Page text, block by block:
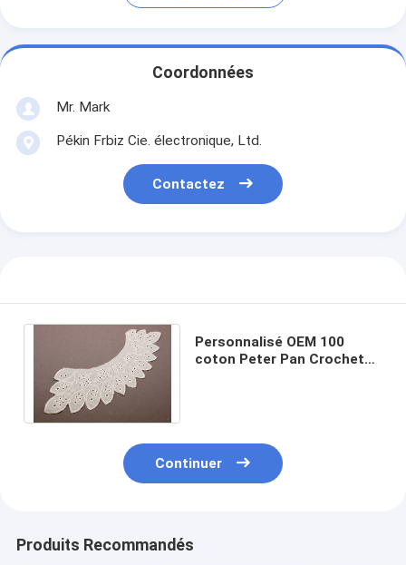
Coordonnées
Mr. Mark
Pékin Frbiz Cie. électronique, Ltd.
Contactez
Personnalisé OEM 100
coton Peter Pan Crochet
Continuer
Produits Recommandés